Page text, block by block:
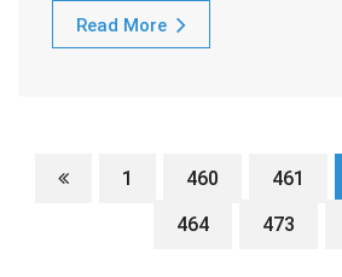
Read More
1 460 461
464
473